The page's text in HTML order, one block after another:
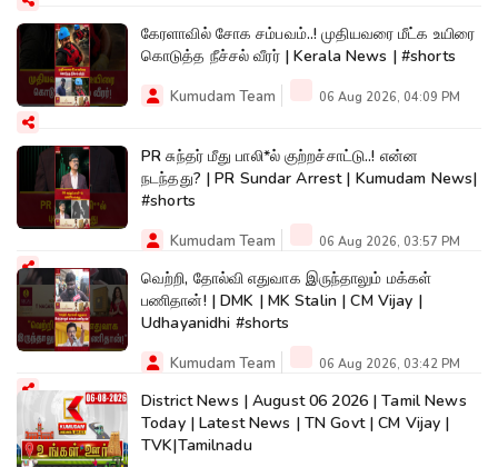
கேரளாவில் சோக சம்பவம்..! முதியவரை மீட்க உயிரை
கொடுத்த நீச்சல் வீரர் | Kerala News | #shorts
Kumudam Team 06 Aug 2026, 04:09 PM
PR சுந்தர் மீது பாலி*ல் குற்றச்சாட்டு..! என்ன
நடந்தது? | PR Sundar Arrest | Kumudam News|
#shorts
Kumudam Team 06 Aug 2026, 03:57 PM
வெற்றி, தோல்வி எதுவாக இருந்தாலும் மக்கள்
பணிதான்! | DMK | MK Stalin | CM Vijay |
Udhayanidhi #shorts
Kumudam Team 06 Aug 2026, 03:42 PM
District News | August 06 2026 | Tamil News
Today | Latest News | TN Govt | CM Vijay |
TVK|Tamilnadu